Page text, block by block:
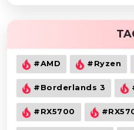
#AMD #Ryzen
#Borderlands 3
#RX5700